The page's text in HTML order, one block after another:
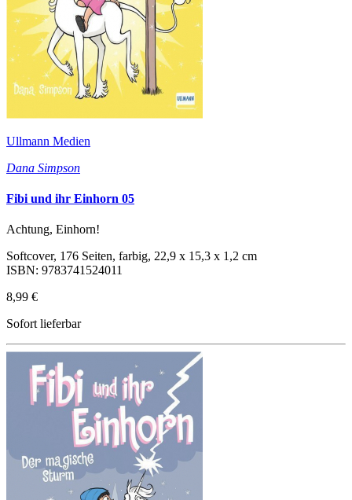
Ullmann Medien
Dana Simpson
Fibi und ihr Einhorn 05
Achtung, Einhorn!
Softcover, 176 Seiten, farbig, 22,9 x 15,3 x 1,2 cm
ISBN: 9783741524011
8,99 €
Sofort lieferbar